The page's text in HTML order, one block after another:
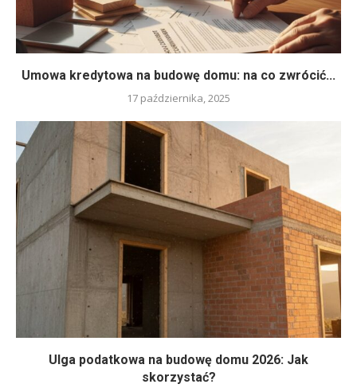
Umowa kredytowa na budowę domu: na co zwrócić...
17 października, 2025
Ulga podatkowa na budowę domu 2026: Jak
skorzystać?